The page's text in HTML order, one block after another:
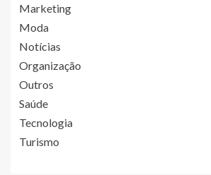
Marketing
Moda
Notícias
Organização
Outros
Saúde
Tecnologia
Turismo